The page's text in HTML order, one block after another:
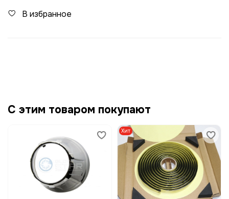
В избранное
С этим товаром покупают
Хит